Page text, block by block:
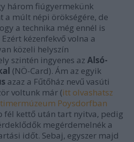
három fiúgyermekünk
a múlt népi örökségére, de
a technika még ennél is
kézenfekvő volna a
közeli helyszín
szintén ingyenes az Alsó-
(NÖ-Card). Ám az egyik
azaz a Fűtőház nevű vasúti
voltunk már (itt olvashatsz
Poysdorfban
fél kettő után tart nyitva, pedig
megérdemelnék a
időt. Sebaj, egyszer majd